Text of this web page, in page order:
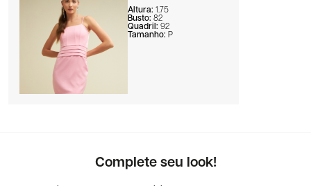
Altura: 1.75
Busto: 82
Quadril: 92
Tamanho: P
Complete seu look!